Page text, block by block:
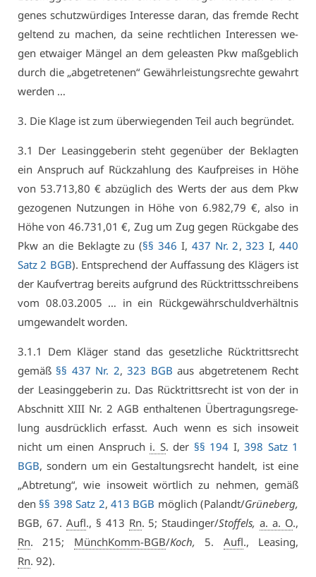
ge­nes schutz­wür­di­ges In­ter­es­se dar­an, das frem­de Recht
gel­tend zu ma­chen, da sei­ne recht­li­chen In­ter­es­sen we­
gen et­wai­ger Män­gel an dem ge­leas­ten Pkw maß­geb­lich
durch die „ab­ge­tre­te­nen“ Ge­währ­leis­tungs­rech­te ge­wahrt
wer­den …
3. Die Kla­ge ist zum über­wie­gen­den Teil auch be­grün­det.
3.1 Der Lea­sing­ge­be­rin steht ge­gen­über der Be­klag­ten
ein An­spruch auf Rück­zah­lung des Kauf­prei­ses in Hö­he
von 53.713,80 € ab­züg­lich des Werts der aus dem Pkw
ge­zo­ge­nen Nut­zun­gen in Hö­he von 6.982,79 €, al­so in
Hö­he von 46.731,01 €, Zug um Zug ge­gen Rück­ga­be des
Pkw an die Be­klag­te zu (§§ 346 I, 437 Nr. 2,323 I,440
Satz 2 BGB). Ent­spre­chend der Auf­fas­sung des Klä­gers ist
der Kauf­ver­trag be­reits auf­grund des Rück­tritts­schrei­bens
vom 08.03.2005 … in ein Rück­ge­währ­schuld­ver­hält­nis
um­ge­wan­delt wor­den.
3.1.1 Dem Klä­ger stand das ge­setz­li­che Rück­tritts­recht
ge­mäß §§ 437 Nr. 2,323 BGB aus ab­ge­tre­te­nem Recht
der Lea­sing­ge­be­rin zu. Das Rück­tritts­recht ist von der in
Ab­schnitt XI­II Nr. 2 AGB ent­hal­te­nen Über­tra­gungs­re­ge­
lung aus­drück­lich er­fasst. Auch wenn es sich in­so­weit
nicht um ei­nen An­spruch i. S. der §§ 194 I, 398 Satz 1
BGB, son­dern um ein Ge­stal­tungs­recht han­delt, ist ei­ne
„Ab­tre­tung“, wie in­so­weit wört­lich zu neh­men, ge­mäß
den §§ 398 Satz 2, 413 BGB mög­lich (Pa­landt/Grü­ne­berg,
BGB, 67. Aufl., § 413 Rn. 5; Stau­din­ger/Stof­fels, a. a. O.,
Rn. 215; MünchKomm-BGB/Koch, 5. Aufl., Lea­sing,
Rn. 92).